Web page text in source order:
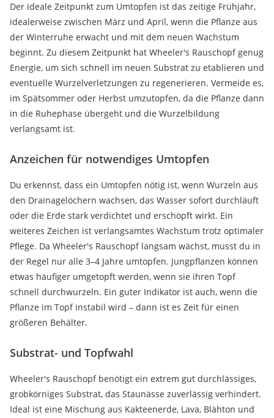
Der ideale Zeitpunkt zum Umtopfen ist das zeitige Frühjahr,
idealerweise zwischen März und April, wenn die Pflanze aus
der Winterruhe erwacht und mit dem neuen Wachstum
beginnt. Zu diesem Zeitpunkt hat Wheeler's Rauschopf genug
Energie, um sich schnell im neuen Substrat zu etablieren und
eventuelle Wurzelverletzungen zu regenerieren. Vermeide es,
im Spätsommer oder Herbst umzutopfen, da die Pflanze dann
in die Ruhephase übergeht und die Wurzelbildung
verlangsamt ist.
Anzeichen für notwendiges Umtopfen
Du erkennst, dass ein Umtopfen nötig ist, wenn Wurzeln aus
den Drainagelöchern wachsen, das Wasser sofort durchläuft
oder die Erde stark verdichtet und erschöpft wirkt. Ein
weiteres Zeichen ist verlangsamtes Wachstum trotz optimaler
Pflege. Da Wheeler's Rauschopf langsam wächst, musst du in
der Regel nur alle 3–4 Jahre umtopfen. Jungpflanzen können
etwas häufiger umgetopft werden, wenn sie ihren Topf
schnell durchwurzeln. Ein guter Indikator ist auch, wenn die
Pflanze im Topf instabil wird – dann ist es Zeit für einen
größeren Behälter.
Substrat- und Topfwahl
Wheeler's Rauschopf benötigt ein extrem gut durchlässiges,
grobkörniges Substrat, das Staunässe zuverlässig verhindert.
Ideal ist eine Mischung aus Kakteenerde, Lava, Blähton und